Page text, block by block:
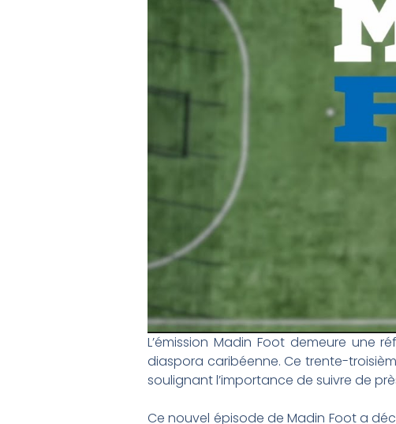
L’émission Madin Foot demeure une
diaspora caribéenne. Ce trente-
soulignant l’importance de suivre de
Ce nouvel épisode de Madin Foot a